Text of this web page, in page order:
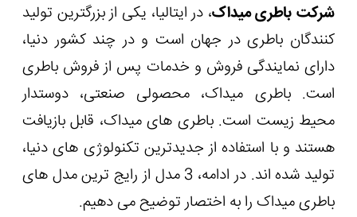
شرکت باطری میداک، در ایتالیا، یکی از بزرگترین تولید
کنندگان باطری در جهان است و در چند کشور دنیا،
دارای نمایندگی فروش و خدمات پس از فروش باطری
است. باطری میداک، محصولی صنعتی، دوستدار
محیط زیست است. باطری های میداک، قابل بازیافت
هستند و با استفاده از جدیدترین تکنولوژی های دنیا،
تولید شده اند. در ادامه، 3 مدل از رایج ترین مدل های
باطری میداک را به اختصار توضیح می دهیم.